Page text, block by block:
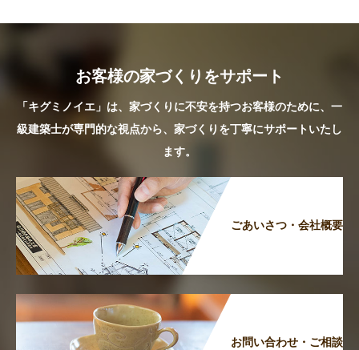
お客様の家づくりをサポート
「キグミノイエ」は、家づくりに不安を持つお客様のために、一
級建築士が専門的な視点から、家づくりを丁寧にサポートいたし
ます。
ごあいさつ・会社概要
お問い合わせ・ご相談